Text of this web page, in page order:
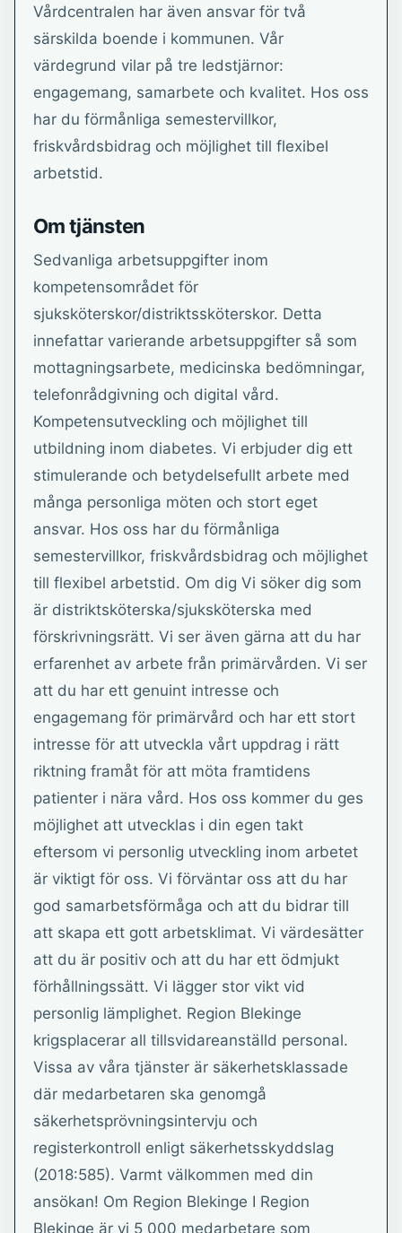
Vårdcentralen har även ansvar för två
särskilda boende i kommunen. Vår
värdegrund vilar på tre ledstjärnor:
engagemang, samarbete och kvalitet. Hos oss
har du förmånliga semestervillkor,
friskvårdsbidrag och möjlighet till flexibel
arbetstid.
Om tjänsten
Sedvanliga arbetsuppgifter inom
kompetensområdet för
sjuksköterskor/distriktssköterskor. Detta
innefattar varierande arbetsuppgifter så som
mottagningsarbete, medicinska bedömningar,
telefonrådgivning och digital vård.
Kompetensutveckling och möjlighet till
utbildning inom diabetes. Vi erbjuder dig ett
stimulerande och betydelsefullt arbete med
många personliga möten och stort eget
ansvar. Hos oss har du förmånliga
semestervillkor, friskvårdsbidrag och möjlighet
till flexibel arbetstid. Om dig Vi söker dig som
är distriktsköterska/sjuksköterska med
förskrivningsrätt. Vi ser även gärna att du har
erfarenhet av arbete från primärvården. Vi ser
att du har ett genuint intresse och
engagemang för primärvård och har ett stort
intresse för att utveckla vårt uppdrag i rätt
riktning framåt för att möta framtidens
patienter i nära vård. Hos oss kommer du ges
möjlighet att utvecklas i din egen takt
eftersom vi personlig utveckling inom arbetet
är viktigt för oss. Vi förväntar oss att du har
god samarbetsförmåga och att du bidrar till
att skapa ett gott arbetsklimat. Vi värdesätter
att du är positiv och att du har ett ödmjukt
förhållningssätt. Vi lägger stor vikt vid
personlig lämplighet. Region Blekinge
krigsplacerar all tillsvidareanställd personal.
Vissa av våra tjänster är säkerhetsklassade
där medarbetaren ska genomgå
säkerhetsprövningsintervju och
registerkontroll enligt säkerhetsskyddslag
(2018:585). Varmt välkommen med din
ansökan! Om Region Blekinge I Region
Blekinge är vi 5 000 medarbetare som